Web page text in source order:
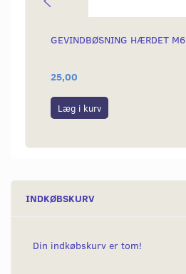
GEVINDBØSNING HÆRDET M6
25,00
Læg i kurv
INDKØBSKURV
Din indkøbskurv er tom!